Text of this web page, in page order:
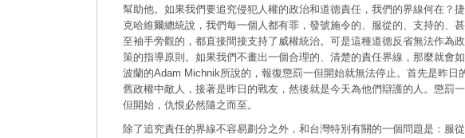
幫助他。如果我們要追究侵犯人權的政治和道德責任，我們的界線何在？捷
克哈維爾總統說，我們每一個人都有罪，發號施令的、服從的、支持的、甚
至袖手旁觀的，都直接間接支持了威權統治。可是這種道德反省無法作為政
策的指導原則。如果我們不畫出一個合理的、清楚的責任界線，那麼就會如
波蘭的Adam Michnik所說的，報復懲罰一但開始就無法停止。首先是昨日
舊政權中敵人，接著是昨日的戰友，然後就是今天為他們辯護的人。懲罰一
但開始，仇恨必然隨之而至。
除了追究責任的界線不容易劃分之外，和台灣特別有關的一個問題是：服從